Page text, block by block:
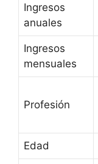
Ingresos
anuales
Ingresos
mensuales
Profesión
Edad